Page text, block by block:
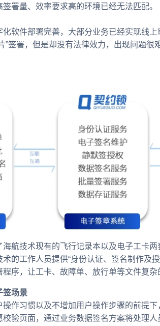
署量、效率要求高的环境已经无法匹配。
软件部署完善，大部分业务已经实现线
”签署，但是却没有法律效力，出现问题很
海航技术现有的飞行记录本以及电子工卡
的工作人员提供“身份认证、签名制作及
序，让工卡、故障单、放行单等文件复杂
签场景
作习惯以及不增加用户操作步骤的前提下
验页面，通过业务数据签名方案将处理